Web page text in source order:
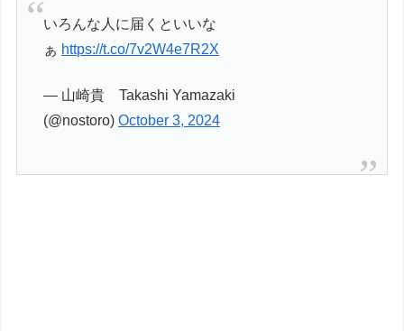
いろんな人に届くといいな
ぁ https://t.co/7v2W4e7R2X
— 山崎貴 Takashi Yamazaki
(@nostoro)October 3, 2024